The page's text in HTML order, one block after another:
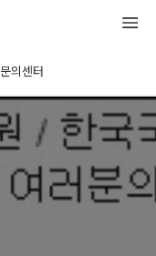
문의센터